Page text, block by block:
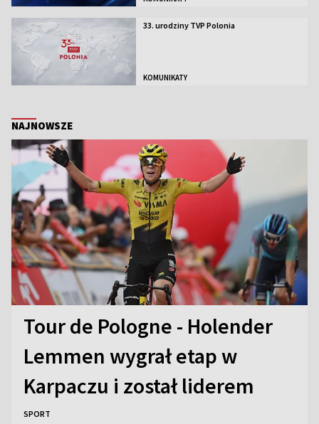
33. urodziny TVP Polonia
KOMUNIKATY
NAJNOWSZE
Tour de Pologne - Holender
Lemmen wygrał etap w
Karpaczu i został liderem
SPORT